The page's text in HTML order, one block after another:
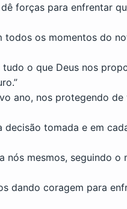
forças para enfrentar
todos os momentos do
o que Deus nos
ano, nos protegendo
decisão tomada e em
nós mesmos, seguindo
dando coragem para